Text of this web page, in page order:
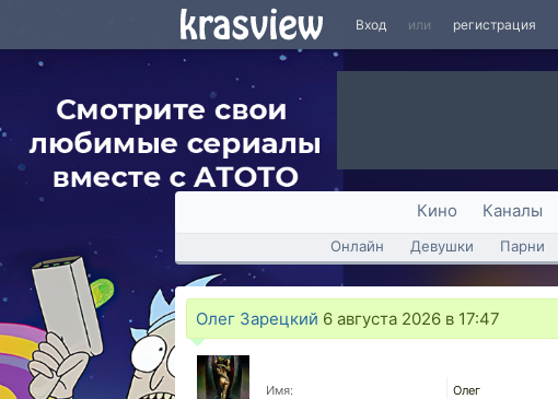
Вход или регистрация
Кино Каналы
Онлайн Девушки Парни
Олег Зарецкий 6 августа 2026 в 17:47
Имя:
Олег